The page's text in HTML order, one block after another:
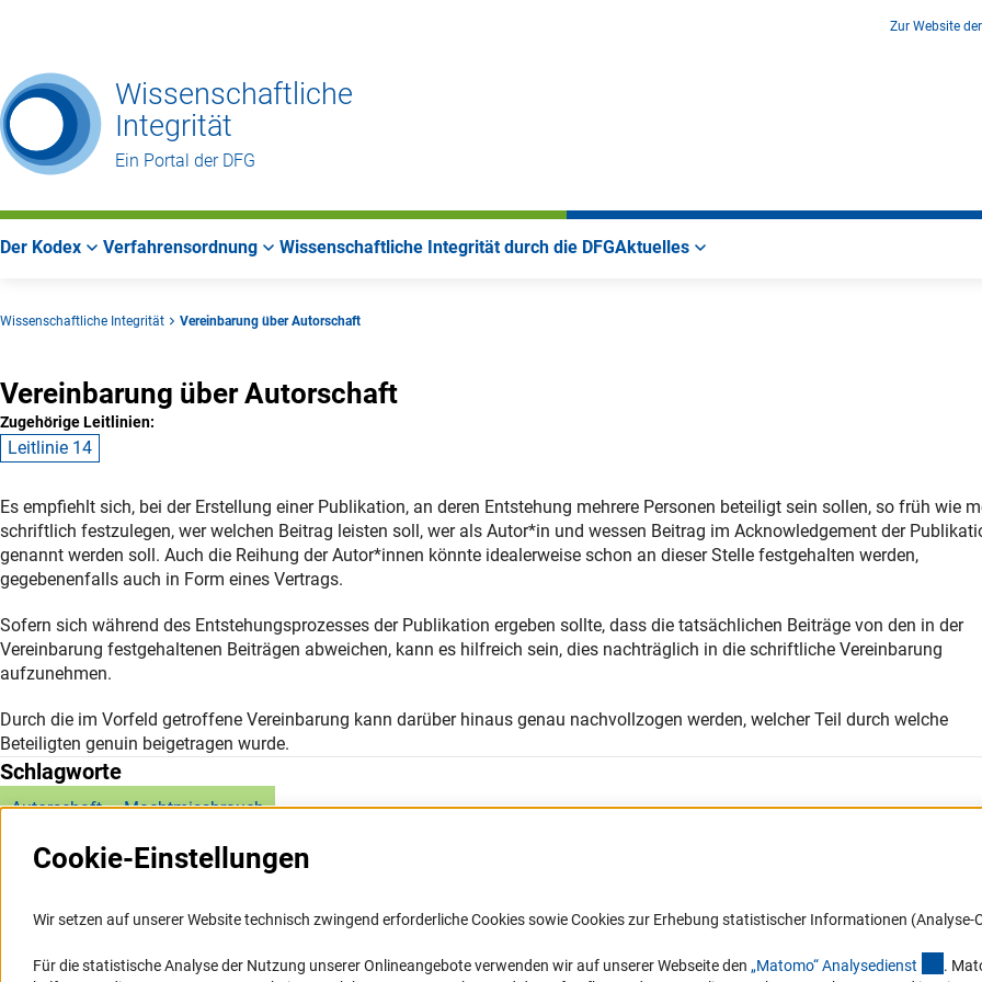
Zur Website
Wissenschaftliche
Integrität
Ein Portal der DFG
Der Kodex Verfahrensordnung Wissenschaftliche Integrität durch die DFGAktuelles
Wissenschaftliche Integrität Vereinbarung über Autorschaft
Vereinbarung über Autorschaft
Zugehörige Leitlinien:
Leitlinie 14
Es empfiehlt sich, bei der Erstellung einer Publikation, an deren Entstehung mehrere Personen beteiligt sein sollen, so früh wie
schriftlich festzulegen, wer welchen Beitrag leisten soll, wer als Autor*in und wessen Beitrag im Acknowledgement der
genannt werden soll. Auch die Reihung der Autor*innen könnte idealerweise schon an dieser Stelle festgehalten werden,
gegebenenfalls auch in Form eines Vertrags.
Sofern sich während des Entstehungsprozesses der Publikation ergeben sollte, dass die tatsächlichen Beiträge von den in der
Vereinbarung festgehaltenen Beiträgen abweichen, kann es hilfreich sein, dies nachträglich in die schriftliche Vereinbarung
aufzunehmen.
Durch die im Vorfeld getroffene Vereinbarung kann darüber hinaus genau nachvollzogen werden, welcher Teil durch welche
Beteiligten genuin beigetragen wurde.
Schlagworte
Autorschaft Machtmissbrauch
Cookie-Einstellungen
Wir setzen auf unserer Website technisch zwingend erforderliche Cookies sowie Cookies zur Erhebung statistischer Informationen (Analyse-
Für die statistische Analyse der Nutzung unserer Onlineangebote verwenden wir auf unserer Webseite den „Matomo“ Analysedienst
.